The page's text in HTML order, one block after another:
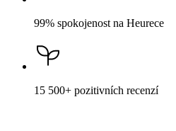
99% spokojenost na Heurece
15 500+ pozitivních recenzí